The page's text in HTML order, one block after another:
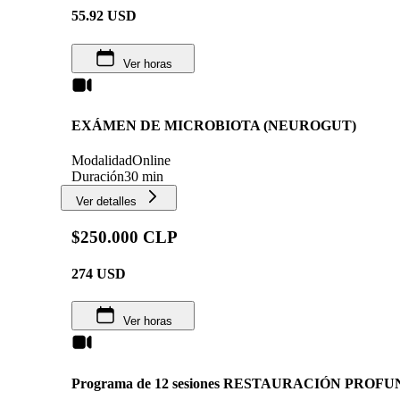
55.92 USD
Ver horas
EXÁMEN DE MICROBIOTA (NEUROGUT)
ModalidadOnline
Duración30 min
Ver detalles
$250.000 CLP
274 USD
Ver horas
Programa de 12 sesiones RESTAURACIÓN